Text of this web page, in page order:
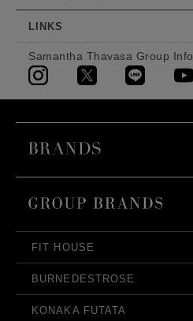
LINKS
Samantha Thavasa Group Info.
FIT HOUSE
BURNEDESTROSE
KONAKA FUTATA